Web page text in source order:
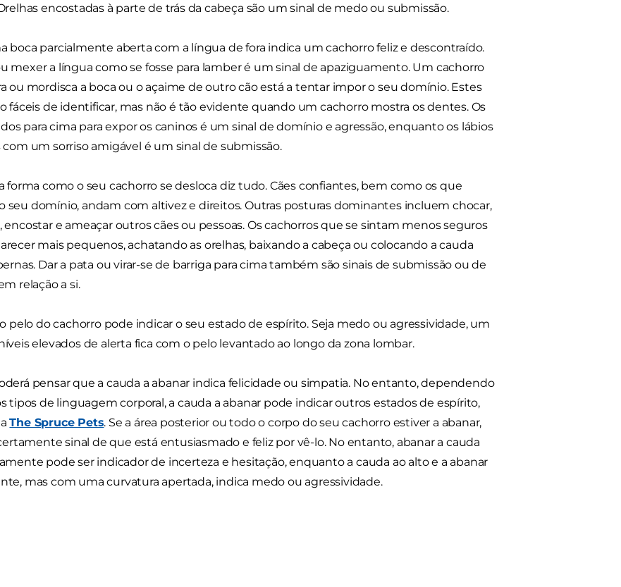
encostadas à parte de trás da cabeça são um sinal de medo ou submissão.
boca parcialmente aberta com a língua de fora indica um cachorro feliz e descontraído.
mexer a língua como se fosse para lamber é um sinal de apaziguamento. Um cachorro
ou mordisca a boca ou o açaime de outro cão está a tentar impor o seu domínio. Estes
fáceis de identificar, mas não é tão evidente quando um cachorro mostra os dentes. Os
para cima para expor os caninos é um sinal de domínio e agressão, enquanto os lábios
com um sorriso amigável é um sinal de submissão.
forma como o seu cachorro se desloca diz tudo. Cães confiantes, bem como os que
seu domínio, andam com altivez e direitos. Outras posturas dominantes incluem chocar,
encostar e ameaçar outros cães ou pessoas. Os cachorros que se sintam menos seguros
mais pequenos, achatando as orelhas, baixando a cabeça ou colocando a cauda
Dar a pata ou virar-se de barriga para cima também são sinais de submissão ou de
relação a si.
pelo do cachorro pode indicar o seu estado de espírito. Seja medo ou agressividade, um
elevados de alerta fica com o pelo levantado ao longo da zona lombar.
pensar que a cauda a abanar indica felicidade ou simpatia. No entanto, dependendo
tipos de linguagem corporal, a cauda a abanar pode indicar outros estados de espírito,
aThe Spruce Pets. Se a área posterior ou todo o corpo do seu cachorro estiver a abanar,
sinal de que está entusiasmado e feliz por vê-lo. No entanto, abanar a cauda
pode ser indicador de incerteza e hesitação, enquanto a cauda ao alto e a abanar
mas com uma curvatura apertada, indica medo ou agressividade.